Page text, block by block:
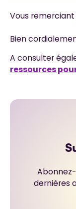
Vous
Bien
A consulter
ressources
dernières